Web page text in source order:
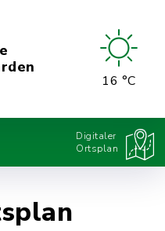
16 °C
Digitaler
Ortsplan